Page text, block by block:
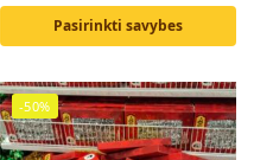
Pasirinkti savybes
-50%